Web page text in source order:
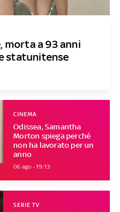
morta a 93 anni
statunitense
Odissea, Samantha
Morton spiega perché
non ha lavorato per un
anno
CINEMA
06 ago - 19:13
SERIE TV